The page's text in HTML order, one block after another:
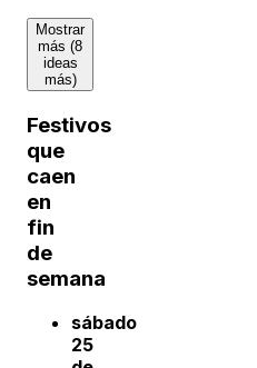
Mostrar
más (8
ideas
más)
Festivos
que
caen
en
fin
de
semana
sábado
25